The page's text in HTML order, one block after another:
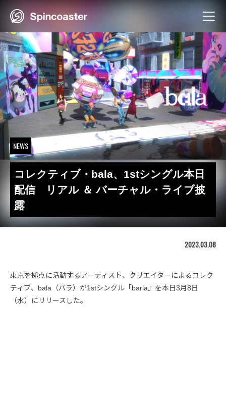
NEWS
コレクティブ・bala、1stシングル本日
配信 リアル ＆ バーチャル・ライブ披
露
2023.03.08
東京を拠点に活動するアーティスト、クリエイターによるコレク
ティブ、bala（バラ）が1stシングル「barla」を本日3月8日
（水）にリリースした。